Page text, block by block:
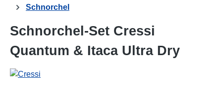
Schnorchel
Schnorchel-Set Cressi
Quantum & Itaca Ultra Dry